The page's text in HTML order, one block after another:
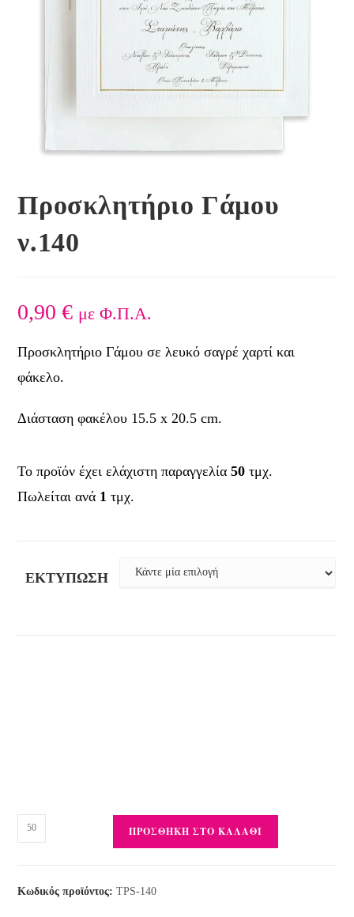
Προσκλητήριο Γάμου
ν.140
0,90€ με Φ.Π.Α.
Προσκλητήριο Γάμου σε λευκό σαγρέ χαρτί και
φάκελο.
Διάσταση φακέλου 15.5 x 20.5 cm.
ΕΚΤΎΠΩΣΗ
ΠΡΟΣΘΉΚΗ ΣΤΟ ΚΑΛΆΘΙ
Κωδικός προϊόντος:TPS-140
Το προϊόν έχει ελάχιστη παραγγελία50 τμχ.
Πωλείται ανά 1 τμχ.